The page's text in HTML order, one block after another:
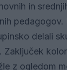
in
pedagogov.
delali
Zaključek
z ogledom